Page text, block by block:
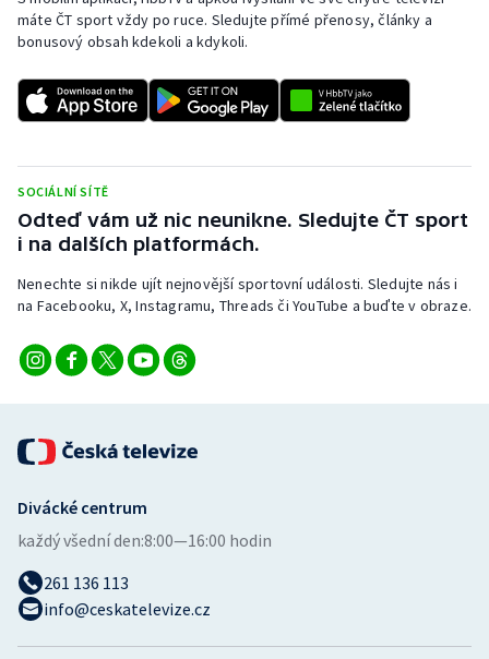
Short track
Stolní tenis
Triatlon
Veslování
Vodní slalom
Ostatní
máte ČT sport vždy po ruce. Sledujte přímé přenosy, články a
bonusový obsah kdekoli a kdykoli.
SOCIÁLNÍ SÍTĚ
Odteď vám už nic neunikne. Sledujte ČT sport
i na dalších platformách.
Nenechte si nikde ujít nejnovější sportovní události. Sledujte nás i
na Facebooku, X, Instagramu, Threads či YouTube a buďte v obraze.
Divácké centrum
každý všední den:8:00—16:00 hodin
261 136 113
info@ceskatelevize.cz